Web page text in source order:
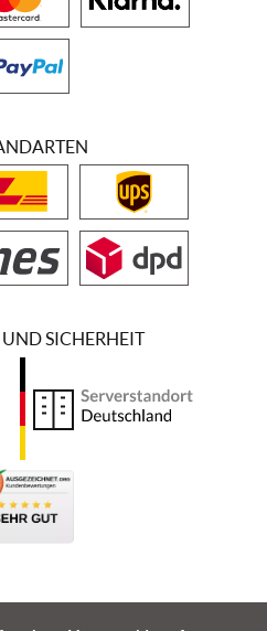
SICHERHEIT